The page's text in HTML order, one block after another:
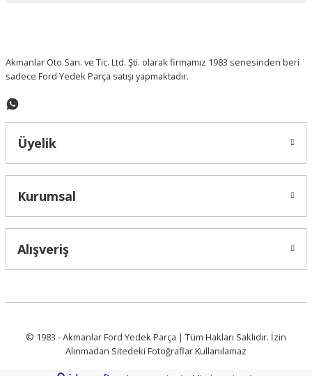
Akmanlar Oto San. ve Tic. Ltd. Şti. olarak firmamız 1983 senesinden beri
sadece Ford Yedek Parça satışı yapmaktadır.
Üyelik
Kurumsal
Alışveriş
© 1983 - Akmanlar Ford Yedek Parça | Tüm Hakları Saklıdır. İzin
Alınmadan Sitedeki Fotoğraflar Kullanılamaz